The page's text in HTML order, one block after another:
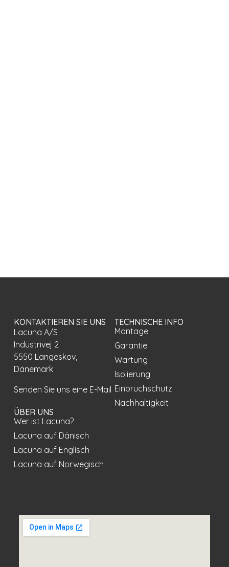
KONTAKTIEREN SIE UNS
Lacuna A/S
Industrivej 2
5550 Langeskov,
Dänemark
Senden Sie uns eine E-Mail
TECHNISCHE INFO
Montage
Garantie
Wartung
Isolierung
Einbruchschutz
Nachhaltigkeit
ÜBER UNS
Wer ist Lacuna?
Lacuna auf Dänisch
Lacuna auf Englisch
Lacuna auf Norwegisch